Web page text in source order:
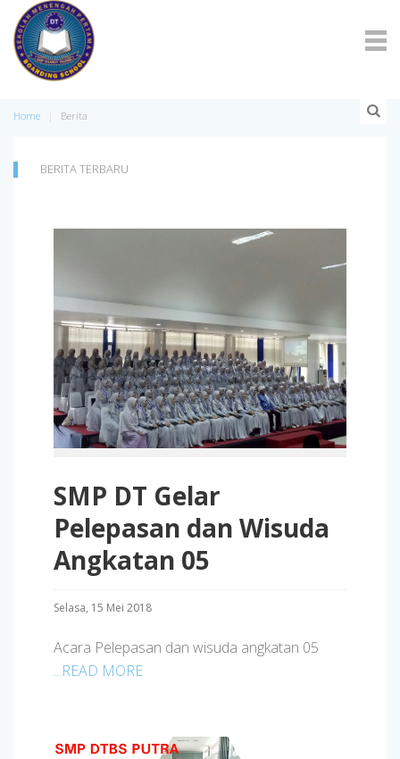
Home Berita
BERITA TERBARU
SMP DT Gelar
Pelepasan dan Wisuda
Angkatan 05
Selasa, 15 Mei 2018
Acara Pelepasan dan wisuda angkatan 05
...READ MORE